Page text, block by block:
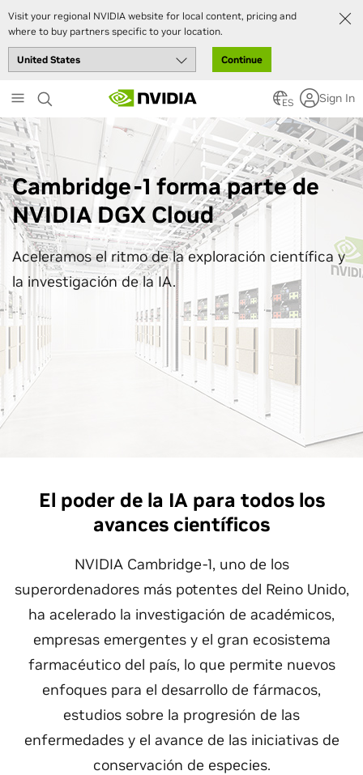
Visit your regional NVIDIA website for local content, pricing and
where to buy partners specific to your location.
Continue
to
main
content
ES Sign In
Cambridge-1 forma parte de
NVIDIA DGX Cloud
Aceleramos el ritmo de la exploración científica y
la investigación de la IA.
El poder de la IA para todos los
avances científicos
NVIDIA Cambridge-1, uno de los
superordenadores más potentes del Reino Unido,
ha acelerado la investigación de académicos,
empresas emergentes y el gran ecosistema
farmacéutico del país, lo que permite nuevos
enfoques para el desarrollo de fármacos,
estudios sobre la progresión de las
enfermedades y el avance de las iniciativas de
conservación de especies.